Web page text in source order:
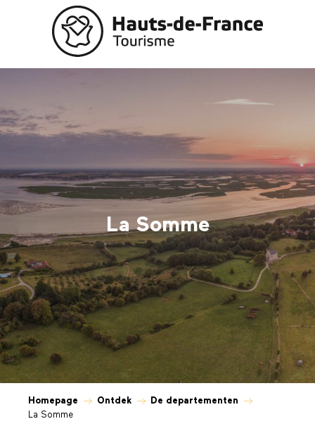
La Somme
Homepage Ontdek
De departementen
La Somme